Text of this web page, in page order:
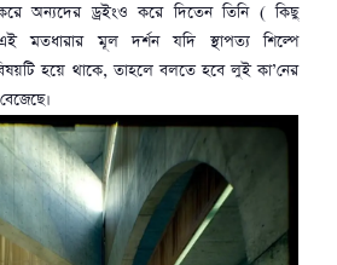
অন্যদের ড্রইংও করে দিতেন তিনি ( কিছু
মতধারার মূল দর্শন যদি স্থাপত্য শিল্পে
হয়ে থাকে, তাহলে বলতে হবে লুই কা’নের